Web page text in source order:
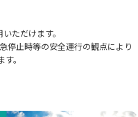
ただけます。
停止時等の安全運行の観点により
。